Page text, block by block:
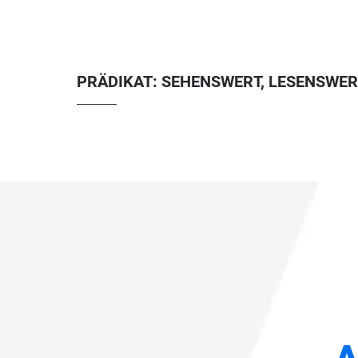
PRÄDIKAT: SEHENSWERT,